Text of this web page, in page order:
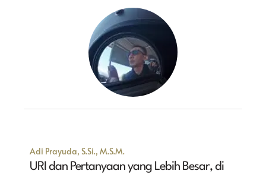
Adi Prayuda, S.Si., M.S.M.
URI dan Pertanyaan yang Lebih Besar, di